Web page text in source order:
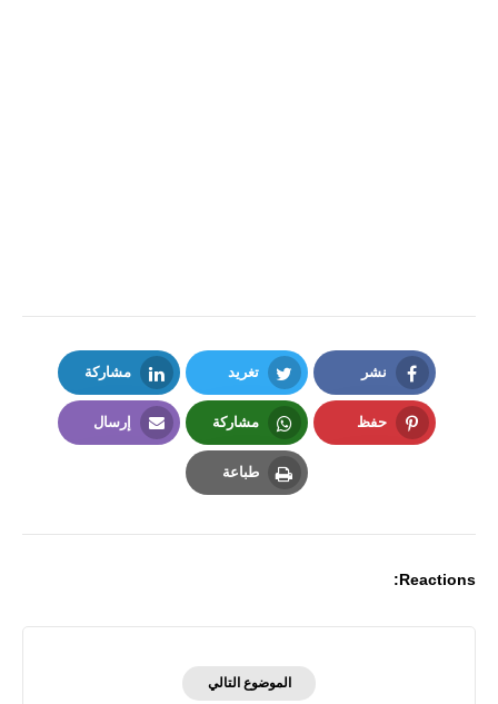
نشر
Facebook
تغريد
Twitter
مشاركة
LinkedIn
حفظ مشاركة
Whatsapp
إرسال
طباعة
Reactions:
الموضوع التالي